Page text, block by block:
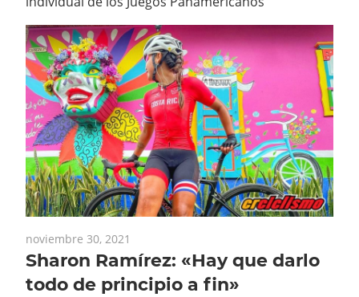
noviembre 30, 2021
Sharon Ramírez: «Hay que darlo
todo de principio a fin»